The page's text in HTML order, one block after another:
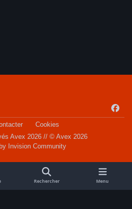
a
o
k
Cookies
Avex 2026 // © Avex 2026
Invision Community
Rechercher Menu